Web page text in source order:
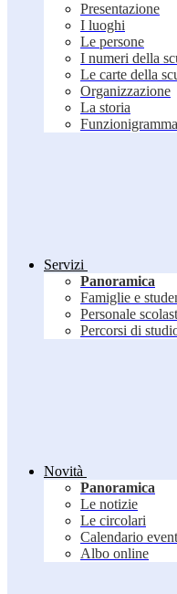
Presentazione
I luoghi
Le persone
I numeri della
Le carte della
Organizzazione
La storia
Funzionigramma
Servizi
Panoramica
Famiglie e
Personale
Percorsi di
Novità
Panoramica
Le notizie
Le circolari
Calendario
Albo online